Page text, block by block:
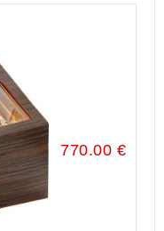
770.00 €